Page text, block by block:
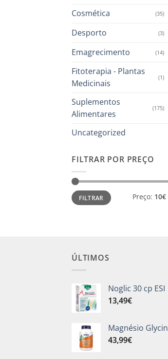
Cosmética (35)
Desporto (3)
Emagrecimento (14)
Fitoterapia - Plantas
Medicinais
(1)
Suplementos
Alimentares
(175)
Uncategorized
FILTRAR POR PREÇO
Preço
mínimo
Preço
máximo
FILTRAR Preço: 10€
ÚLTIMOS
Noglic 30 cp ESI
13,49€
Magnésio
43,99€